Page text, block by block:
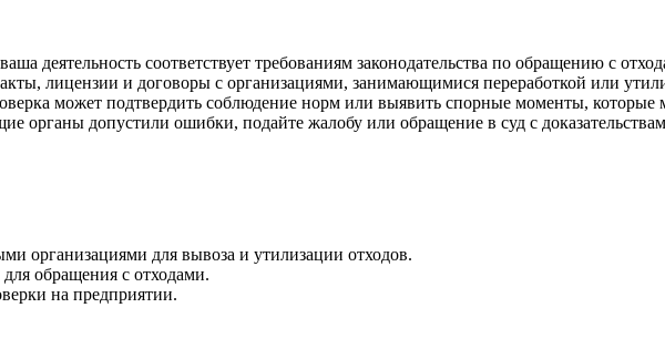
деятельность соответствует требованиям законодательства по обращению с
лицензии и договоры с организациями, занимающимися переработкой или
может подтвердить соблюдение норм или выявить спорные моменты, которые
органы допустили ошибки, подайте жалобу или обращение в суд с
организациями для вывоза и утилизации отходов.
обращения с отходами.
на предприятии.